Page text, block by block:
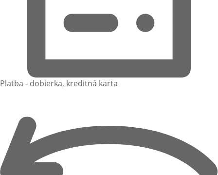
Platba - dobierka, kreditná karta